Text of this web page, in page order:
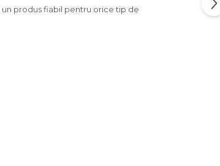
un produs fiabil pentru orice tip de